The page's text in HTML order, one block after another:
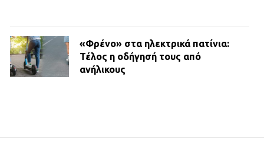
«Φρένο» στα ηλεκτρικά πατίνια:
Τέλος η οδήγησή τους από
ανήλικους